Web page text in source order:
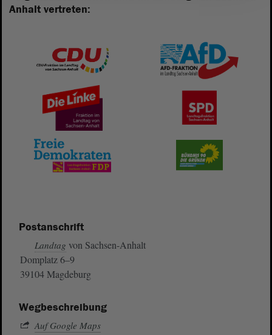
Anhalt vertreten:
Postanschrift
Landtag von Sachsen-Anhalt
Domplatz 6–9
39104 Magdeburg
Wegbeschreibung
Auf Google Maps